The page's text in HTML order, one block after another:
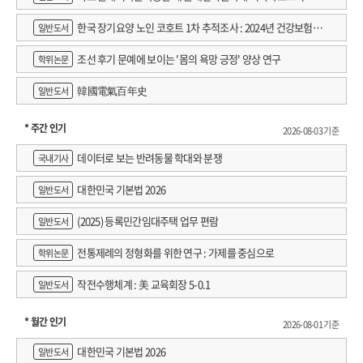
일반도서
한국 장기요양 노인 코호트 1차 추적조사 : 2024년 건강보험연
구원 정규연구보고서
학위논문 조선 후기 문예에 보이는 '몸의 욕망 긍정' 양상 연구
일반도서 韓國電氣百年史
* 주간 인기
2026-08-03 기준
국내기사
데이터로 보는 반려동물 학대와 분쟁
일반도서 대한민국 기본법 2026
일반도서 (2025) 등록민간임대주택 업무 편람
학위논문 전통제례의 정형화를 위한 연구 : 가제를 중심으로
일반도서 작전수행체계 : 美 교육회장 5-0.1
* 월간 인기
2026-08-01 기준
일반도서
대한민국 기본법 2026